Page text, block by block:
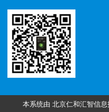
本系统由 北京仁和汇智信息